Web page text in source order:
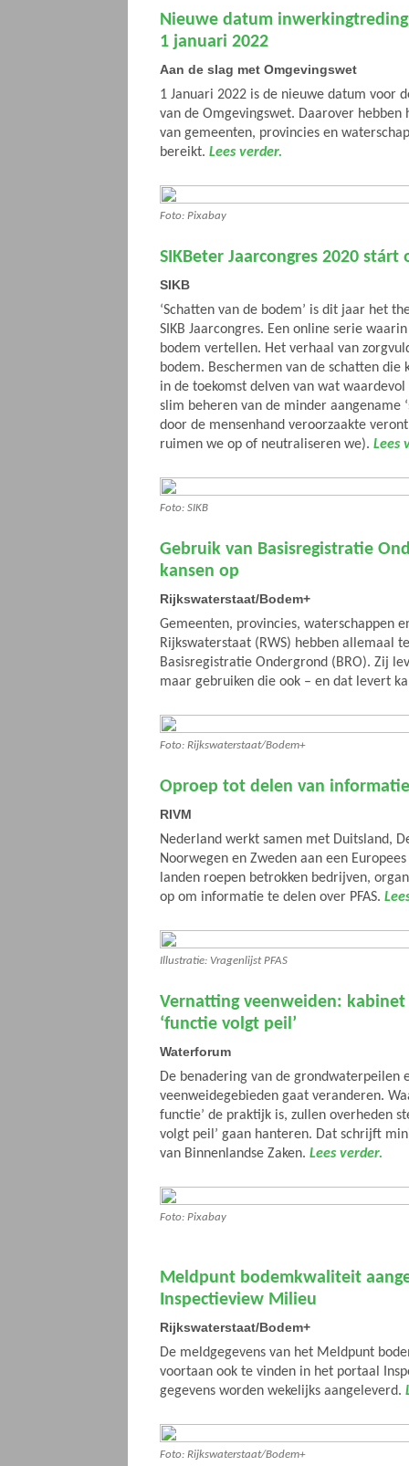
Nieuwe datum
1 januari 2022
Aan de slag met Omgevingswet
1 Januari 2022 is de nieuwe datum voor
van de Omgevingswet. Daarover hebben
van gemeenten, provincies en
bereikt. Lees verder.
Foto: Pixabay
SIKBeter Jaarcongres 2020
SIKB
‘Schatten van de bodem’ is dit jaar het
SIKB Jaarcongres. Een online serie
bodem vertellen. Het verhaal van
bodem. Beschermen van de schatten die
in de toekomst delven van wat waardevol
slim beheren van de minder aangename
door de mensenhand veroorzaakte
ruimen we op of neutraliseren we). Lees
Foto: SIKB
Gebruik van Basisregistratie
kansen op
Rijkswaterstaat/Bodem+
Gemeenten, provincies, waterschappen
Rijkswaterstaat (RWS) hebben allemaal
Basisregistratie Ondergrond (BRO). Zij
maar gebruiken die ook – en dat levert
Foto: Rijkswaterstaat/Bodem+
Oproep tot delen van informatie
RIVM
Nederland werkt samen met Duitsland,
Noorwegen en Zweden aan een Europees
landen roepen betrokken bedrijven,
op om informatie te delen over PFAS.
Illustratie: Vragenlijst PFAS
Vernatting veenweiden:
‘functie volgt peil’
Waterforum
De benadering van de grondwaterpeilen
veenweidegebieden gaat veranderen.
functie’ de praktijk is, zullen overheden
volgt peil’ gaan hanteren. Dat schrijft
van Binnenlandse Zaken. Lees verder.
Foto: Pixabay
Meldpunt bodemkwaliteit
Inspectieview Milieu
Rijkswaterstaat/Bodem+
De meldgegevens van het Meldpunt
voortaan ook te vinden in het portaal
gegevens worden wekelijks aangeleverd.
Foto: Rijkswaterstaat/Bodem+